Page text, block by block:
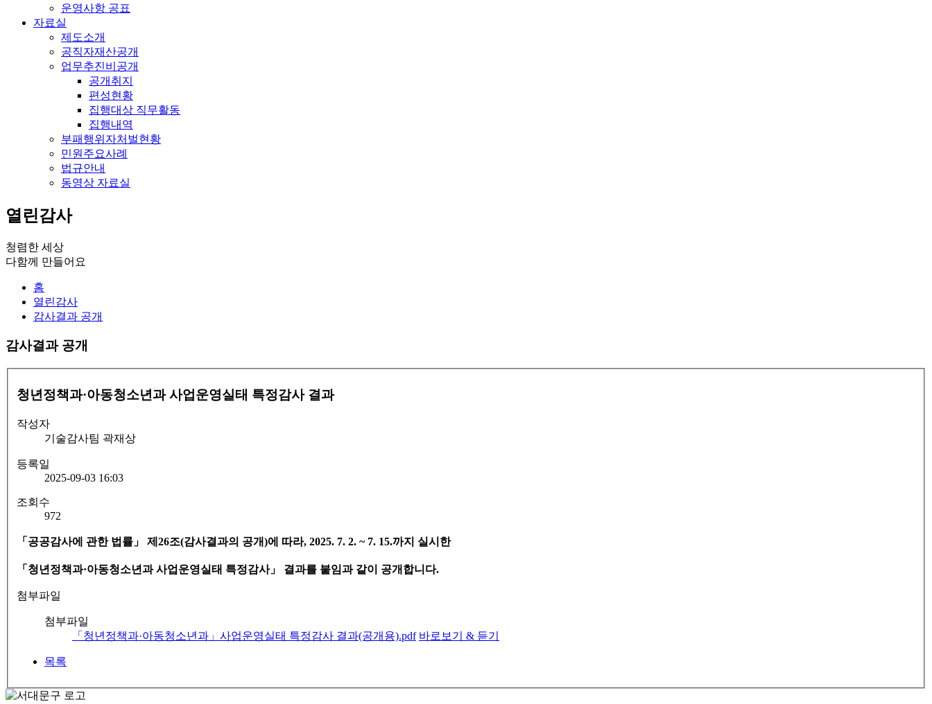
운영사항 공표
자료실
제도소개
공직자재산공개
업무추진비공개
공개취지
편성현황
집행대상 직무활동
집행내역
부패행위자처벌현황
민원주요사례
법규안내
동영상 자료실
열린감사
청렴한 세상
다함께 만들어요
홈
열린감사
감사결과 공개
감사결과 공개
청년정책과·아동청소년과 사업운영실태 특정감사 결과
작성자
기술감사팀 곽재상
등록일
2025-09-03 16:03
조회수
972
「 공공감사에 관한 법률 」 제 26조(감사결과의 공개)에 따라, 2025. 7. 2. ~ 7. 15.까지 실시한
「청년정책과·아동청소년과 사업운영실태 특정감사」 결과를 붙임과 같이 공개합니다.
첨부파일
첨부파일
「청년정책과·아동청소년과」사업운영실태 특정감사 결과(공개용).pdf 바로보기 & 듣기
목록